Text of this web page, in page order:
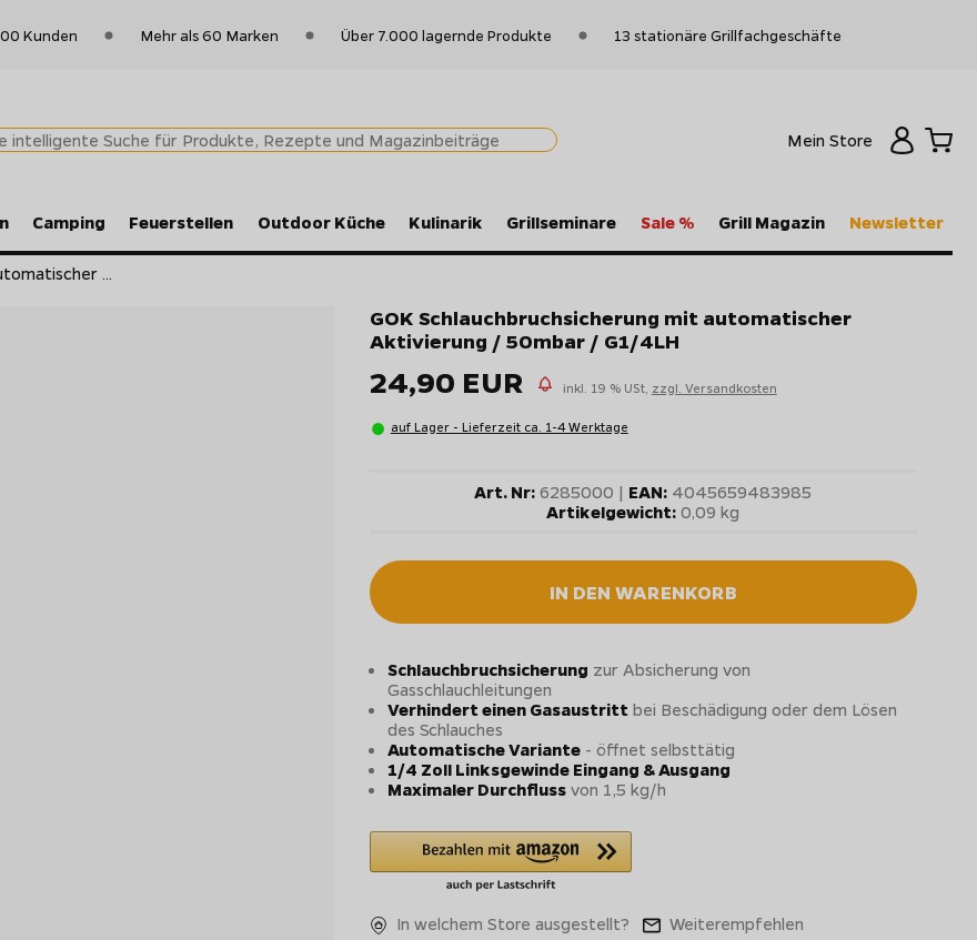
Kunden Mehr als 60 Marken Über 7.000 lagernde Produkte 13 stationäre Grillfachgeschäfte
Mein Store
Camping Feuerstellen Outdoor Küche Kulinarik Grillseminare Sale % Grill Magazin Newsletter
...
GOK Schlauchbruchsicherung mit automatischer
Aktivierung / 50mbar / G1/4LH
24,90 EUR inkl. 19 % USt, zzgl. Versandkosten
auf Lager - Lieferzeit ca. 1-4 Werktage
Art. Nr: 6285000 | EAN: 4045659483985
Artikelgewicht: 0,09 kg
IN DEN WARENKORB
Schlauchbruchsicherung zur Absicherung von
Gasschlauchleitungen
Verhindert einen Gasaustrittbei Beschädigung oder dem Lösen
des Schlauches
Automatische Variante- öffnet selbsttätig
1/4 Zoll Linksgewinde Eingang & Ausgang
Maximaler Durchflussvon 1,5 kg/h
In welchem Store ausgestellt?
Weiterempfehlen